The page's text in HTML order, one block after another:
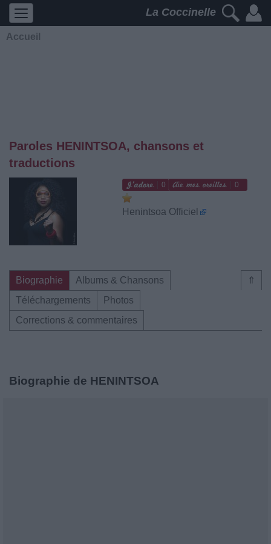
La Coccinelle
Accueil
Paroles HENINTSOA, chansons et
traductions
0 0
Henintsoa Officiel
⇑
Biographie
Albums & Chansons
Téléchargements
Photos
Corrections & commentaires
Biographie de HENINTSOA